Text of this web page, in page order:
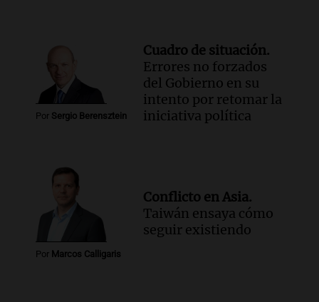
Por Sergio Berensztein
Cuadro de situación.
Errores no forzados
del Gobierno en su
intento por retomar la
iniciativa política
Por Marcos Calligaris
Conflicto en Asia.
Taiwán ensaya cómo
seguir existiendo